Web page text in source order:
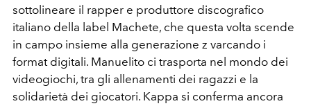
sottolineare il rapper e produttore discografico
italiano della label Machete, che questa volta scende
in campo insieme alla generazione z varcando i
format digitali. Manuelito ci trasporta nel mondo dei
videogiochi, tra gli allenamenti dei ragazzi e la
solidarietà dei giocatori. Kappa si conferma ancora